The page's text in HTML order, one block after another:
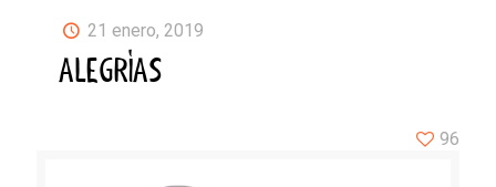
21 enero, 2019
ALEGRÍAS
96